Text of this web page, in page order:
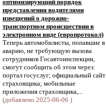
оптимизирующий порядок
представления водителями
извещений о дорожно-
транспортном происшествии в
электронном виде (европротокол)
Теперь автомобилисты, попавшие в
аварию, не требующую вызова
сотрудников Госавтоинспекции,
смогут сообщить об этом через:
портал госуслуг; официальный сайт
страховщика; мобильные
приложения страховщика,...
(добавлено 2025-06-06 )